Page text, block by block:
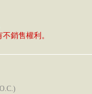
銷售權利。